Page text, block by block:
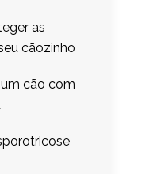
as
cãozinho
cão com